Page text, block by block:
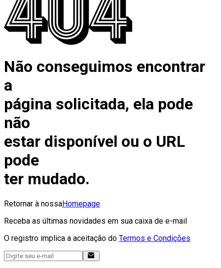
Não conseguimos encontrar
a
página solicitada, ela pode
não
estar disponível ou o URL
pode
ter mudado.
Retornar à nossaHomepage
Receba as últimas novidades em sua caixa de e-mail
O registro implica a aceitação do Termos e Condições